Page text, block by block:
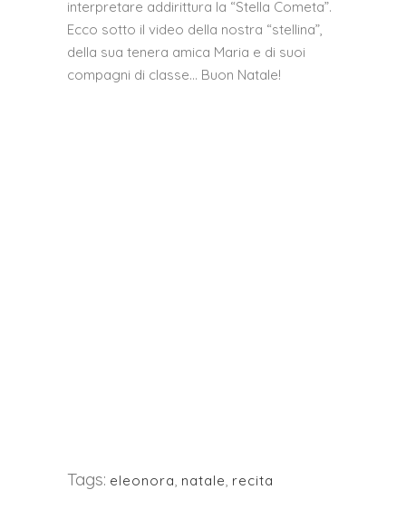
interpretare addirittura la “Stella Cometa”.
Ecco sotto il video della nostra “stellina”,
della sua tenera amica Maria e di suoi
compagni di classe… Buon Natale!
Tags: eleonora natale recita